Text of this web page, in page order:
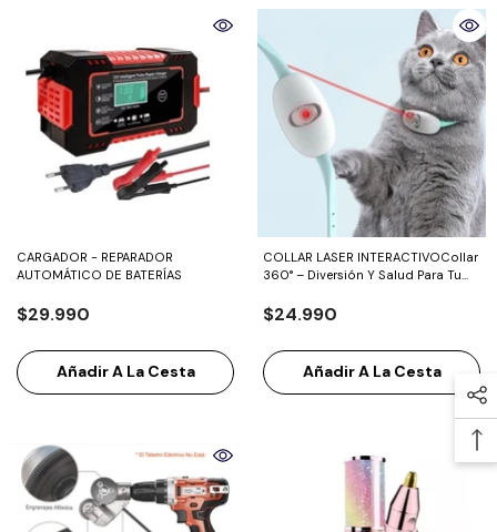
CARGADOR - REPARADOR
AUTOMÁTICO DE BATERÍAS
$29.990
Añadir A La Cesta
COLLAR LASER INTERACTIVOCollar
360° – Diversión Y Salud Para Tu
$24.990
Añadir A La Cesta